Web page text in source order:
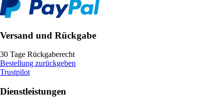
Versand und Rückgabe
30 Tage Rückgaberecht
Bestellung zurückgeben
Trustpilot
Dienstleistungen